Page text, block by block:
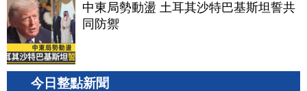
中東局勢動盪 土耳其沙特巴基斯坦誓共
同防禦
今日整點新聞